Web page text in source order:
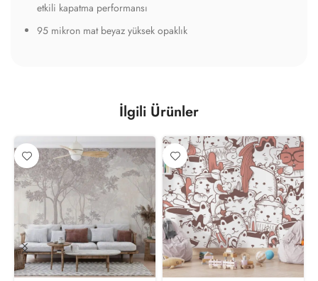
etkili kapatma performansı
95 mikron mat beyaz yüksek opaklık
İlgili Ürünler